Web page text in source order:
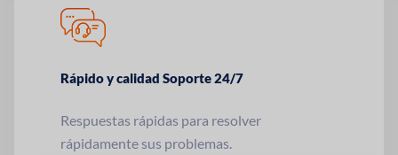
Rápido y calidad Soporte 24/7
Respuestas rápidas para resolver
rápidamente sus problemas.